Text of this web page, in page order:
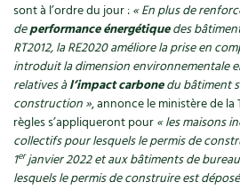
sont à l’ordre du jour :« En plus de
deperformance énergétiquedes
RT2012, la RE2020 améliore la prise en
introduit la dimension environnementale
relatives àl’impact carbonedu bâtiment
construction », annonce le ministère de
règles s’appliqueront pour« les maisons
collectifs pour lesquels le permis de
1erjanvier 2022 et aux bâtiments de
lesquels le permis de construire est